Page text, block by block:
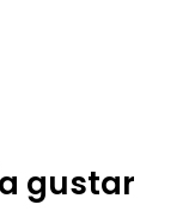
gustar